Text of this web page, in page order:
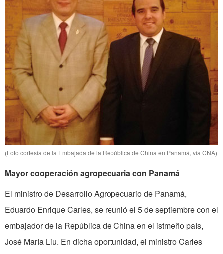
(Foto cortesía de la Embajada de la República de China en Panamá, vía CNA)
Mayor cooperación agropecuaria con Panamá
El ministro de Desarrollo Agropecuario de Panamá,
Eduardo Enrique Carles, se reunió el 5 de septiembre con el
embajador de la República de China en el istmeño país,
José María Liu. En dicha oportunidad, el ministro Carles